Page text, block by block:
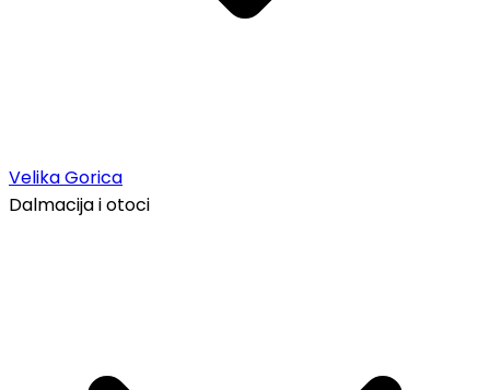
Velika Gorica
Dalmacija i otoci